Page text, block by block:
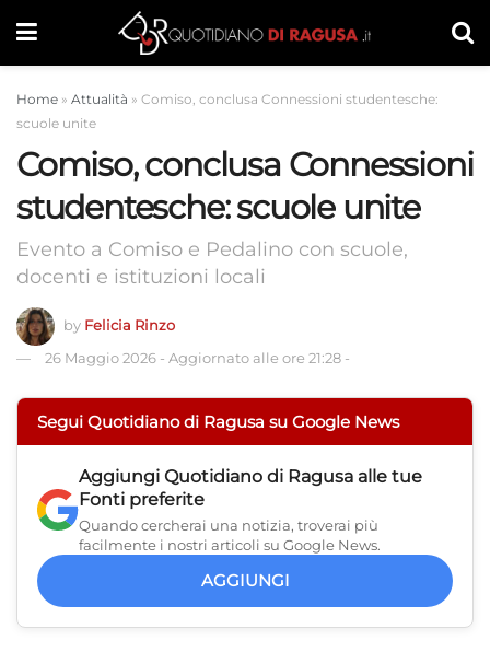
Home » Attualità » Comiso, conclusa Connessioni studentesche:
scuole unite
Comiso, conclusa Connessioni
studentesche: scuole unite
Evento a Comiso e Pedalino con scuole,
docenti e istituzioni locali
by Felicia Rinzo
26 Maggio 2026 - Aggiornato alle ore 21:28 -
Segui Quotidiano di Ragusa su Google News
Aggiungi Quotidiano di Ragusa alle tue
Fonti preferite
Quando cercherai una notizia, troverai più
facilmente i nostri articoli su Google News.
AGGIUNGI